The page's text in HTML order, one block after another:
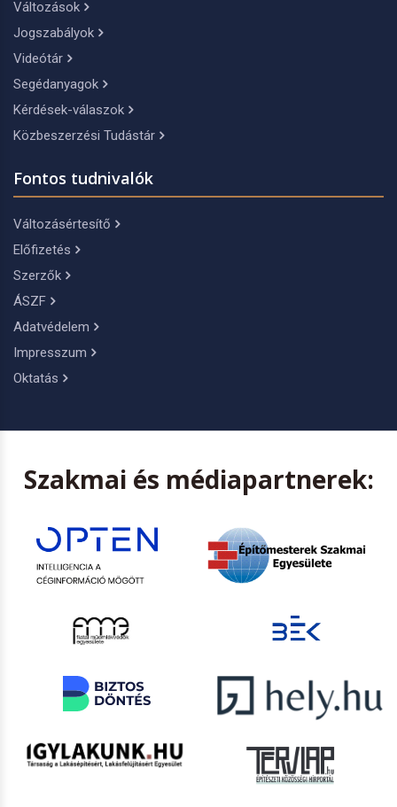
Változások
Jogszabályok
Videótár
Segédanyagok
Kérdések-válaszok
Közbeszerzési Tudástár
Fontos tudnivalók
Változásértesítő
Előfizetés
Szerzők
ÁSZF
Adatvédelem
Impresszum
Oktatás
Szakmai és médiapartnerek: